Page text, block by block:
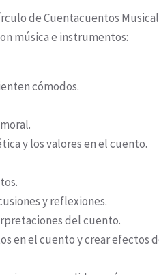
de Cuentacuentos
música e instrumentos:
cómodos.
y los valores en el cuento.
y reflexiones.
del cuento.
en el cuento y crear efectos